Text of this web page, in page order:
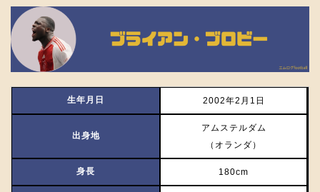
生年月日 2002年2月1日
出身地
アムステルダム
（オランダ）
身長 180cm